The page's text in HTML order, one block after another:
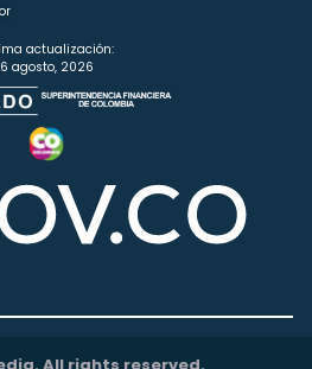
actualización:
6 agosto, 2026